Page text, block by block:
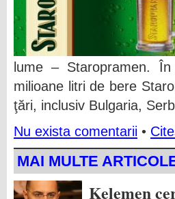
lume – Staropramen.
milioane litri de bere
ţări, inclusiv Bulgaria,
Nu exista comentarii •
MAI MULTE
Kelemen